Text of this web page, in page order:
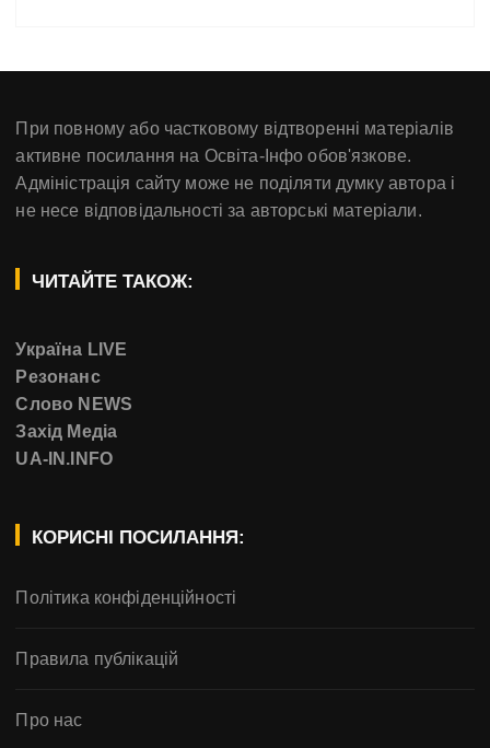
При повному або частковому відтворенні матеріалів
активне посилання на Освіта-Інфо обов'язкове.
Адміністрація сайту може не поділяти думку автора і
не несе відповідальності за авторські матеріали.
ЧИТАЙТЕ ТАКОЖ:
Україна LIVE
Резонанс
Слово NEWS
Захід Медіа
UA-IN.INFO
КОРИСНІ ПОСИЛАННЯ:
Політика конфіденційності
Правила публікацій
Про нас